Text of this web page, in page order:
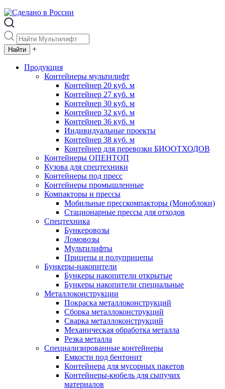
+
Продукция
Контейнеры мультилифт
Контейнер 20 куб. м
Контейнер 27 куб. м
Контейнер 30 куб. м
Контейнер 32 куб. м
Контейнер 36 куб. м
Индивидуальные проекты
Контейнер 38 куб. м
Контейнер для перевозки БИООТХОДОВ
Контейнеры ОПЕНТОП
Кузова для спецтехники
Контейнеры под пресс
Контейнеры промышленные
Компакторы и прессы
Мобильные пресскомпакторы (Моноблоки)
Стационарные прессы для отходов
Спецтехника
Бункеровозы
Ломовозы
Мультилифты
Прицепы и полуприцепы
Бункеры-накопители
Бункеры накопители открытые
Бункеры накопители специальные
Металлоконструкции
Покраска металлоконструкций
Сборка металлоконструкций
Сварка металлоконструкций
Механическая обработка металла
Резка металла
Специализированные контейнеры
Емкости под бентонит
Контейнера для мусорных пакетов
Контейнеры-кюбель для сыпучих
материалов